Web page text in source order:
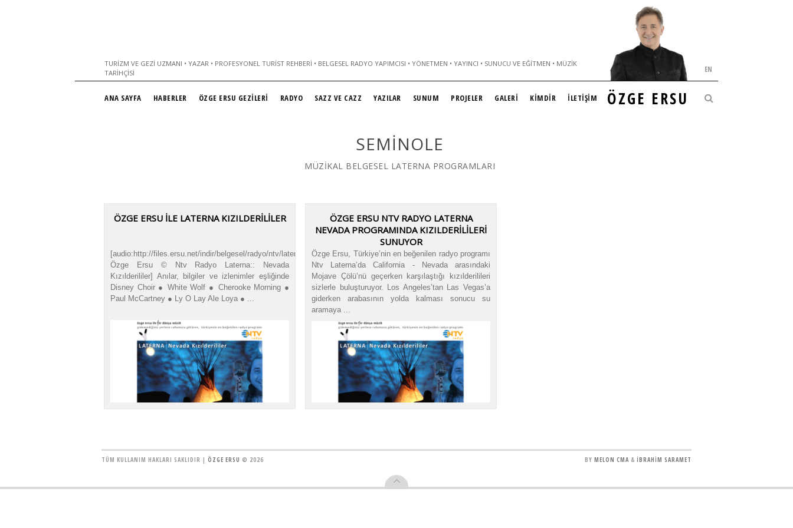
TURIZM VE GEZI UZMANI • YAZAR • PROFESYONEL TURIST REHBERI • BELGESEL RADYO YAPIMCISI • YÖNETMEN • YAYINCI • SUNUCU VE EĞITMEN • MÜZIK
TARIHÇISI
ÖZGE ERSU
EN
ANA SAYFA HABERLER ÖZGE ERSU GEZİLERİ RADYO SAZZ VE CAZZ YAZILAR SUNUM PROJELER GALERİ KİMDİR İLETİŞİM
SEMINOLE
MÜZİKAL BELGESEL LATERNA PROGRAMLARI
ÖZGE ERSU İLE LATERNA KIZILDERİLİLER
[audio:http://files.ersu.net/indir/belgesel/radyo/ntv/laterna/nevada/kizilderililer.mp3|titles=
Özge Ersu © Ntv Radyo Laterna:: Nevada
Kızılderililer] Anılar, bilgiler ve izlenimler eşliğinde
Disney Choir ● White Wolf ● Cherooke Morning ●
Paul McCartney ● Ly O Lay Ale Loya ● ...
ÖZGE ERSU NTV RADYO LATERNA
NEVADA PROGRAMINDA KIZILDERİLİLERİ
SUNUYOR
Özge Ersu, Türkiye’nin en beğenilen radyo programı
Ntv Laterna’da California - Nevada arasındaki
Mojave Çölü’nü geçerken karşılaştığı kızılderilileri
sizlerle buluşturuyor. Los Angeles’tan Las Vegas’a
giderken arabasının yolda kalması sonucu su
aramaya ...
TÜM KULLANIM HAKLARI SAKLIDIR | ÖZGE ERSU © 2026 BY MELON CMA & İBRAHİM SARAMET